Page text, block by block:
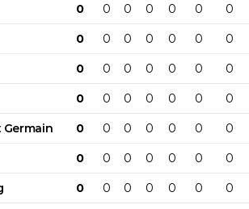
0 0 0 0 0 0 0
0 0 0 0 0 0 0
0 0 0 0 0 0 0
0 0 0 0 0 0 0
Germain 0 0 0 0 0 0 0
0 0 0 0 0 0 0
0 0 0 0 0 0 0